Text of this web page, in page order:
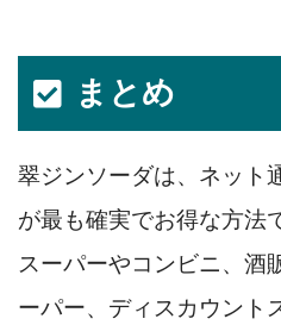
まとめ
翠ジンソーダは、ネット
が最も確実でお得な方法
スーパーやコンビニ、酒
ーパー、ディスカウント